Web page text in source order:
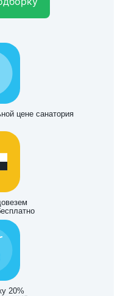
цене санатория
20%